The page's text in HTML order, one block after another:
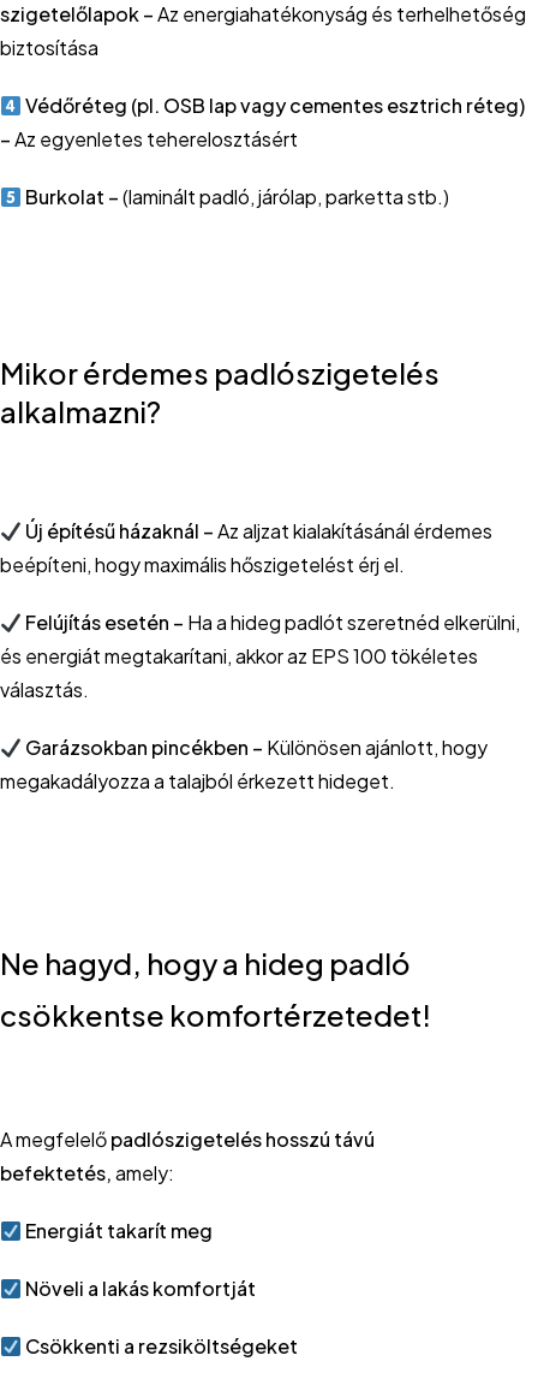
szigetelőlapok –Az energiahatékonyság és terhelhetőség
biztosítása
Védőréteg (pl. OSB lap vagy cementes esztrich réteg)
–Az egyenletes teherelosztásért
Burkolat –(laminált padló, járólap, parketta stb.)
Mikor érdemes padlószigetelés
alkalmazni?
Új építésű házaknál –Az aljzat kialakításánál érdemes
beépíteni, hogy maximális hőszigetelést érj el.
Felújítás esetén – Ha a hideg padlót szeretnéd elkerülni,
és energiát megtakarítani, akkor az EPS 100 tökéletes
választás.
Garázsokban pincékben – Különösen ajánlott, hogy
megakadályozza a talajból érkezett hideget.
Ne hagyd, hogy a hideg padló
csökkentse komfortérzetedet!
A megfelelőpadlószigetelés hosszú távú
befektetés,amely:
Energiát takarít meg
Növeli a lakás komfortját
Csökkenti a rezsiköltségeket